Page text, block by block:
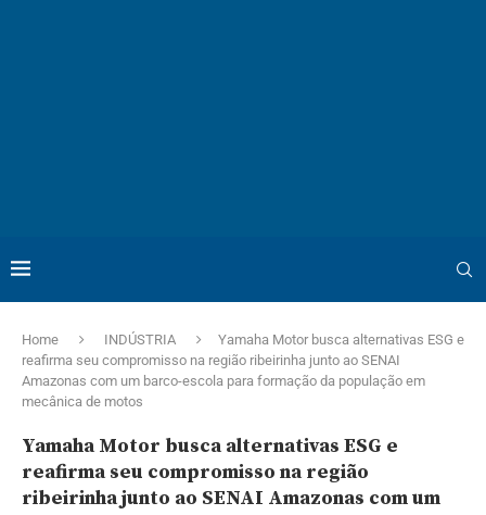
Home INDÚSTRIA
Yamaha Motor busca alternativas ESG e
reafirma seu compromisso na região ribeirinha junto ao SENAI
Amazonas com um barco-escola para formação da população em
mecânica de motos
Yamaha Motor busca alternativas ESG e
reafirma seu compromisso na região
ribeirinha junto ao SENAI Amazonas com um